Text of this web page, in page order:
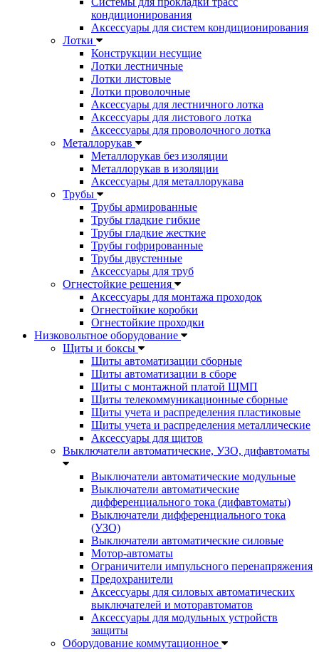
кондиционирования
Аксессуары для систем кондиционирования
Лотки
Конструкции несущие
Лотки лестничные
Лотки листовые
Лотки проволочные
Аксессуары для лестничного лотка
Аксессуары для листового лотка
Аксессуары для проволочного лотка
Металлорукав
Металлорукав без изоляции
Металлорукав в изоляции
Аксессуары для металлорукава
Трубы
Трубы армированные
Трубы гладкие гибкие
Трубы гладкие жесткие
Трубы гофрированные
Трубы двустенные
Аксессуары для труб
Огнестойкие решения
Аксессуары для монтажа проходок
Огнестойкие коробки
Огнестойкие проходки
Низковольтное оборудование
Щиты и боксы
Щиты автоматизации сборные
Щиты автоматизации в сборе
Щиты с монтажной платой ЩМП
Щиты телекоммуникационные сборные
Щиты учета и распределения пластиковые
Щиты учета и распределения металлические
Аксессуары для щитов
Выключатели автоматические, УЗО, дифавтоматы
Выключатели автоматические модульные
Выключатели автоматические
дифференциального тока (дифавтоматы)
Выключатели дифференциального тока
(УЗО)
Выключатели автоматические силовые
Мотор-автоматы
Ограничители импульсного перенапряжения
Предохранители
Аксессуары для силовых автоматических
выключателей и моторавтоматов
Аксессуары для модульных устройств
защиты
Оборудование коммутационное